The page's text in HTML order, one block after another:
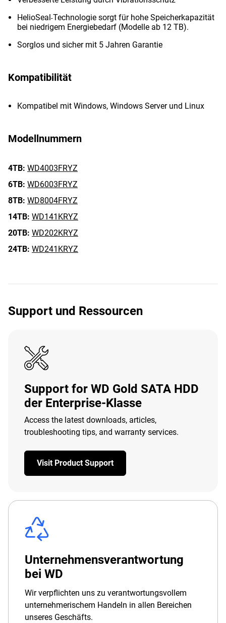
HelioSeal-Technologie sorgt für hohe Speicherkapazität
bei niedrigem Energiebedarf (Modelle ab 12 TB).
Sorglos und sicher mit 5 Jahren Garantie
Kompatibilität
Kompatibel mit Windows, Windows Server und Linux
Modellnummern
4TB: WD4003FRYZ
6TB: WD6003FRYZ
8TB: WD8004FRYZ
14TB: WD141KRYZ
20TB: WD202KRYZ
24TB: WD241KRYZ
Support und Ressourcen
Support for WD Gold SATA HDD
der Enterprise-Klasse
Access the latest downloads, articles,
troubleshooting tips, and warranty services.
Visit Product Support
Unternehmensverantwortung
bei WD
Wir verpflichten uns zu verantwortungsvollem
unternehmerischem Handeln in allen Bereichen
unseres Geschäfts.